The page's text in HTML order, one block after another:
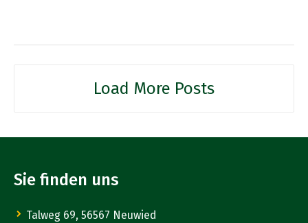
Load More Posts
Sie finden uns
Talweg 69, 56567 Neuwied